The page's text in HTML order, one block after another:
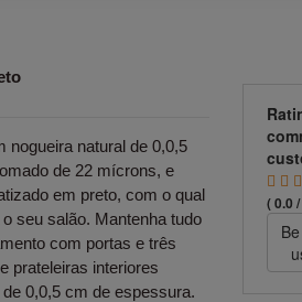
nogueira natural de 0,0,5
de 22 mícrons, e
em preto, com o qual
seu salão. Mantenha tudo
com portas e três
prateleiras interiores
0,0,5 cm de espessura.
( 0.0